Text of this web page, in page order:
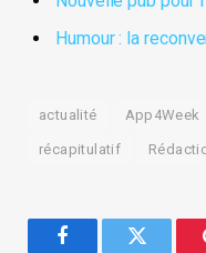
Humour : la
actualité App4Week
récapitulatif